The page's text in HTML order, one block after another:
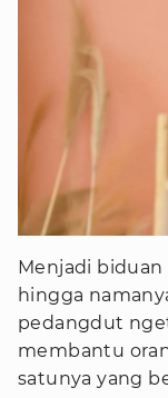
Menjadi
hingga
pedangdut
membantu
satunya yang